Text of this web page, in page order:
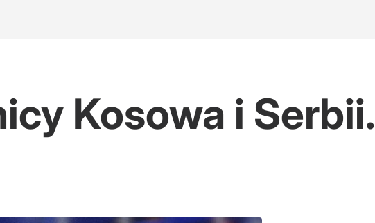
Kosowa i Serbii.